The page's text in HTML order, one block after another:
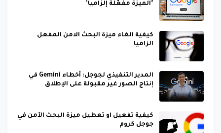
"الميزة مفعّلة إلزامياً"
كيفية الغاء ميزة البحث الامن المفعل
الزاميا
المدير التنفيذي لجوجل: أخطاء Gemini في
إنتاج الصور غير مقبولة على الإطلاق
كيفية تفعيل او تعطيل ميزة البحث الآمن في
جوجل كروم